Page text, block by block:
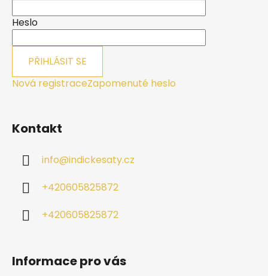
Heslo
PŘIHLÁSIT SE
Nová registraceZapomenuté heslo
Kontakt
info@indickesaty.cz
+420605825872
+420605825872
Informace pro vás